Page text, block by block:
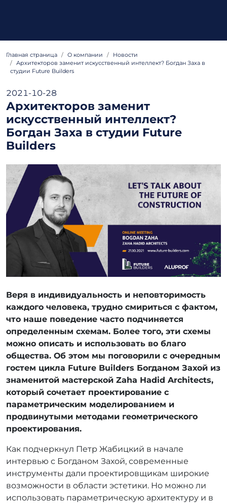
Главная страница О компании
Hовости
Архитекторов заменит искусственный интеллект? Богдан Заха в
студии Future Builders
2021-10-28
Архитекторов заменит
искусственный интеллект?
Богдан Заха в студии Future
Builders
Веря в индивидуальность и неповторимость
каждого человека, трудно смириться с фактом,
что наше поведение часто подчиняется
определенным схемам. Более того, эти схемы
можно описать и использовать во благо
общества. Об этом мы поговорили с очередным
гостем цикла Future Builders Богданом Захой из
знаменитой мастерской Zaha Hadid Architects,
который сочетает проектирование с
параметрическим моделированием и
продвинутыми методами геометрического
проектирования.
Как подчеркнул Петр Жабицкий в начале
интервью с Богданом Захой, современные
инструменты дали проектировщикам широкие
возможности в области эстетики. Но можно ли
использовать параметрическую архитектуру и в